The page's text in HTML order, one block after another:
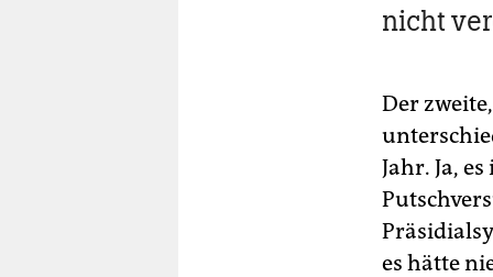
nicht
Der
Jahr. Ja,
es hätte